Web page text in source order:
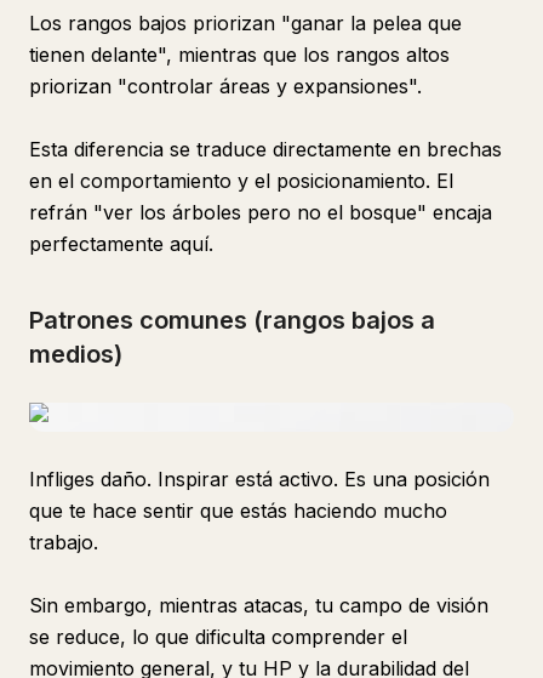
Los rangos bajos priorizan "ganar la pelea que
tienen delante", mientras que los rangos altos
priorizan "controlar áreas y expansiones".
Esta diferencia se traduce directamente en brechas
en el comportamiento y el posicionamiento. El
refrán "ver los árboles pero no el bosque" encaja
perfectamente aquí.
Patrones comunes (rangos bajos a
medios)
Infliges daño. Inspirar está activo. Es una posición
que te hace sentir que estás haciendo mucho
trabajo.
Sin embargo, mientras atacas, tu campo de visión
se reduce, lo que dificulta comprender el
movimiento general, y tu HP y la durabilidad del